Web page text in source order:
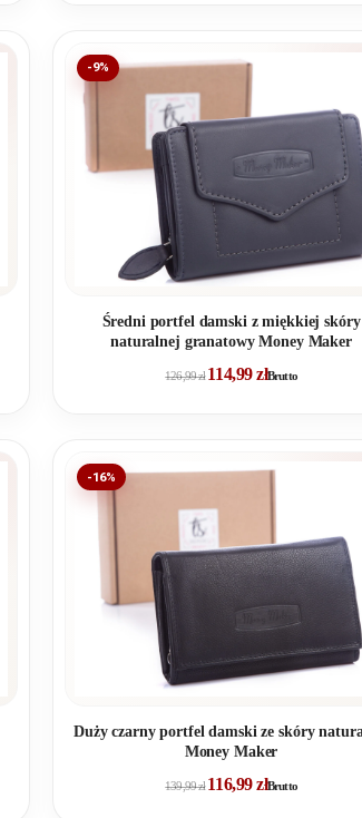
-9%
Średni portfel damski z miękkiej skóry
naturalnej granatowy Money Maker
126,99zł 114,99złBrutto
-16%
Duży czarny portfel damski ze skóry
Money Maker
139,99zł 116,99złBrutto